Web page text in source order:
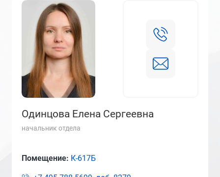
Одинцова Елена Сергеевна
начальник отдела
Помещение: К-617Б